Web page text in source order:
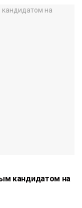
кандидатом на